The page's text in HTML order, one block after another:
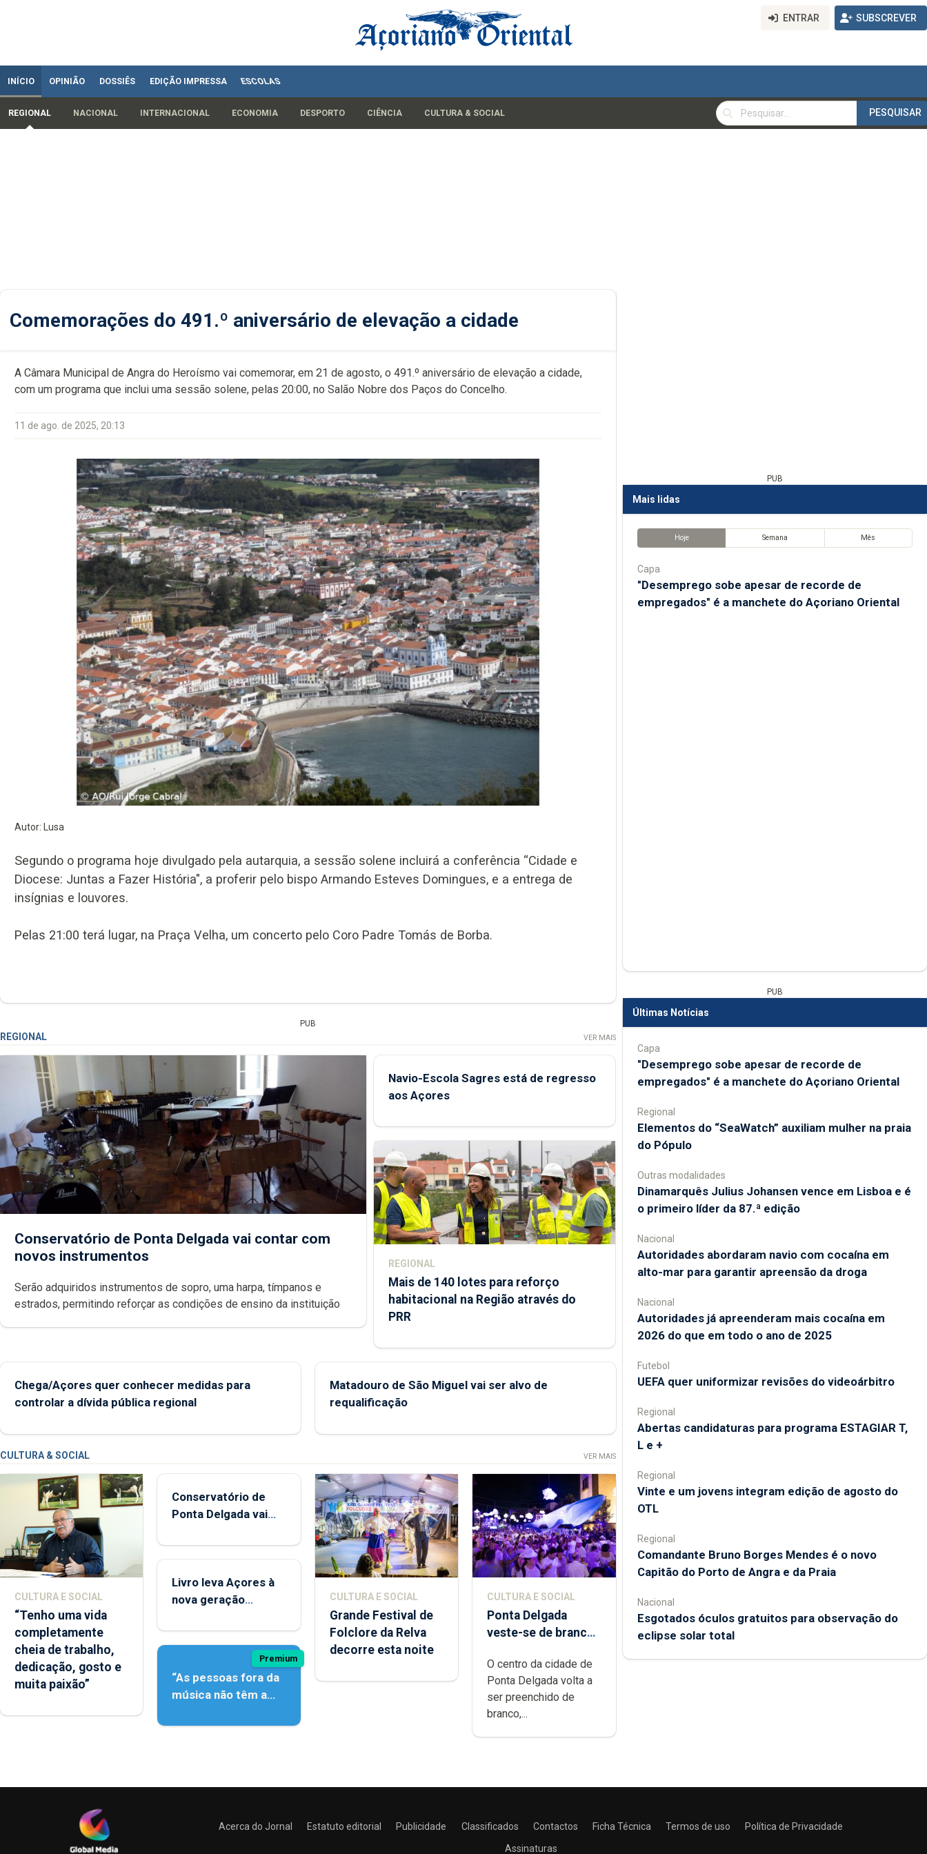
ENTRAR SUBSCREVER
INÍCIO OPINIÃO DOSSIÊS EDIÇÃO IMPRESSA ESCOLAS
REGIONAL NACIONAL INTERNACIONAL ECONOMIA DESPORTO CIÊNCIA CULTURA & SOCIAL
PESQUISAR
PESQUISAR
Comemorações do 491.º aniversário de elevação a cidade
A Câmara Municipal de Angra do Heroísmo vai comemorar, em 21 de agosto, o 491.º aniversário de elevação a cidade,
com um programa que inclui uma sessão solene, pelas 20:00, no Salão Nobre dos Paços do Concelho.
11 de ago. de 2025, 20:13
Autor: Lusa
Segundo o programa hoje divulgado pela autarquia, a sessão solene incluirá a conferência “Cidade e
Diocese: Juntas a Fazer História", a proferir pelo bispo Armando Esteves Domingues, e a entrega de
insígnias e louvores.
Pelas 21:00 terá lugar, na Praça Velha, um concerto pelo Coro Padre Tomás de Borba.
PUB
REGIONAL VER MAIS
Conservatório de Ponta Delgada vai contar com
novos instrumentos
Serão adquiridos instrumentos de sopro, uma harpa, tímpanos e
estrados, permitindo reforçar as condições de ensino da instituição
Navio-Escola Sagres está de regresso
aos Açores
REGIONAL
Mais de 140 lotes para reforço
habitacional na Região através do
PRR
Chega/Açores quer conhecer medidas para
controlar a dívida pública regional
Matadouro de São Miguel vai ser alvo de
requalificação
CULTURA & SOCIAL VER MAIS
CULTURA E SOCIAL
“Tenho uma vida
completamente
cheia de trabalho,
dedicação, gosto e
muita paixão”
Conservatório de
Ponta Delgada vai
instrumentos
Livro leva Açores à
nova geração
Premium
“As pessoas fora da
música não têm a
é produzir uma
CULTURA E SOCIAL
Grande Festival de
Folclore da Relva
decorre esta noite
CULTURA E SOCIAL
Ponta Delgada
veste-se de branco
O centro da cidade de
Ponta Delgada volta a
ser preenchido de
branco,...
PUB
Mais lidas
Hoje Semana Mês
Capa
"Desemprego sobe apesar de recorde de
empregados" é a manchete do Açoriano Oriental
PUB
Últimas Notícias
Capa
"Desemprego sobe apesar de recorde de
empregados" é a manchete do Açoriano Oriental
Regional
​Elementos do “SeaWatch” auxiliam mulher na praia
do Pópulo
Outras modalidades
Dinamarquês Julius Johansen vence em Lisboa e é
o primeiro líder da 87.ª edição
Nacional
Autoridades abordaram navio com cocaína em
alto-mar para garantir apreensão da droga
Nacional
Autoridades já apreenderam mais cocaína em
2026 do que em todo o ano de 2025
Futebol
UEFA quer uniformizar revisões do videoárbitro
Regional
Abertas candidaturas para programa ESTAGIAR T,
L e +
Regional
Vinte e um jovens integram edição de agosto do
OTL
Regional
Comandante Bruno Borges Mendes é o novo
Capitão do Porto de Angra e da Praia
Nacional
Esgotados óculos gratuitos para observação do
eclipse solar total
Acerca do Jornal Estatuto editorial Publicidade Classificados Contactos Ficha Técnica Termos de uso
Política de Privacidade
Assinaturas